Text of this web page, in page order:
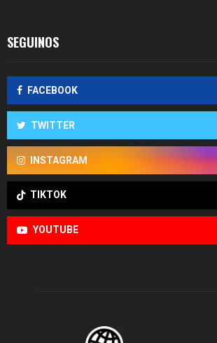
SEGUINOS
FACEBOOK
TWITTER
INSTAGRAM
TIKTOK
YOUTUBE